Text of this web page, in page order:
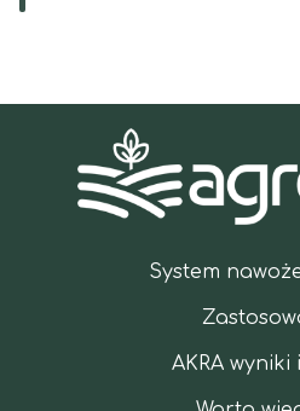
System
AKRA wyniki